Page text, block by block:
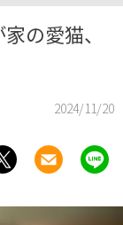
の愛猫、
2024/11/20